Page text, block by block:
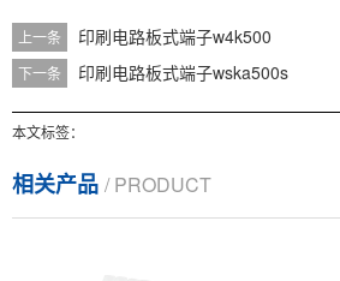
上一条 印刷电路板式端子w4k500
下一条 印刷电路板式端子wska500s
本文标签：
相关产品 / PRODUCT